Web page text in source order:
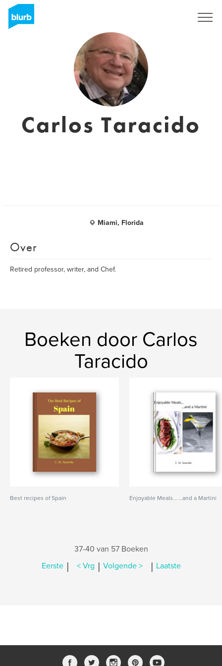
Carlos Taracido
Miami, Florida
Over
Retired professor, writer, and Chef.
Boeken door Carlos
Taracido
Best recipes of Spain Enjoyable Meals… …and a Martini
37-40 van 57 Boeken
Eerste | < Vrg | Volgende > | Laatste